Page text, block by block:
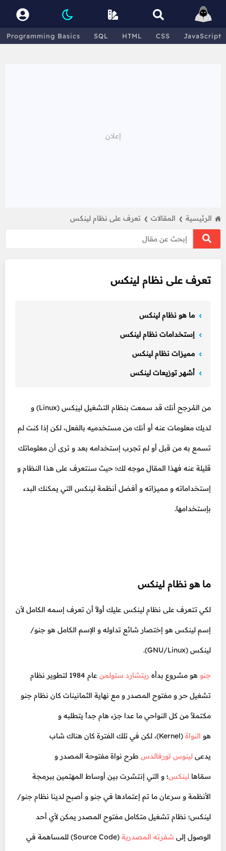
Programming Basics SQL HTML CSS JavaScript
الرئيسية ❯ المقالات ❯ تعرف على نظام لينكس
تعرف على نظام لينكس
ما هو نظام لينكس
إستخدامات نظام لينكس
مميزات نظام لينكس
أشهر توزيعات لينكس
من المُرجح أنك قد سمعت بنظام التشغيل لينِكس (Linux) و
لديك معلومات عنه أو أنك من مستخدميه بالفعل، لكن إذا كنت لم
تسمع به من قبل أو لم تجرب إستخدامه بعد و ترى أن معلوماتك
قليلة عنه فهذا المقال موجه لك؛ حيث سنتعرف على هذا النظام و
إستخداماته و مميزاته و أفضل أنظمة لينكس التي يمكنك البدء
بإستخدامها.
ما هو نظام لينكس
لكي تتعرف على نظام لينكس عليك أولاً أن تعرف إسمه الكامل لأن
إسم لينكس هو إختصار شائع تداوله و الإسم الكامل هو جنو/
لينكس (GNU/Linux).
جنو هو مشروع بدأه ريتشارد ستولمن عام 1984 لتطوير نظام
تشغيل حر و مفتوح المصدر و مع نهاية الثمانينات كان نظام جنو
مكتملاً من كل النواحي ما عدا جزء هام جداً يتطلبه و
هو النواة (Kernel)، لكن في تلك الفترة كان هناك شاب
يدعى لينوس تورفالدس طرح نواة مفتوحة المصدر و
سمّاها لينكس؛ و التي إنتشرت بين أوساط المهتمين ببرمجة
الأنظمة و سرعان ما تم إعتمادها في جنو و أصبح لدينا نظام جنو/
لينكس؛ نظام تشغيل متكامل مفتوح المصدر يمكن لأي أحد
الوصول إلى شفرته المصدرية (Source Code) للمساهمة في